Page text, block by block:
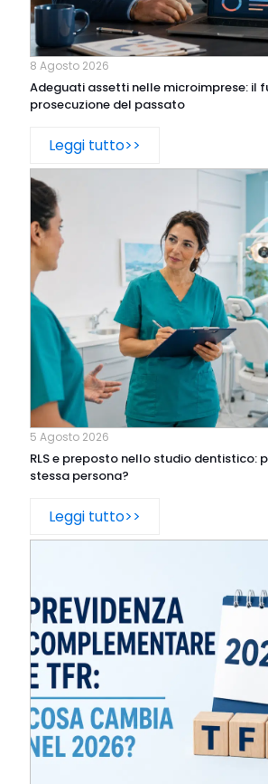
8 Agosto 2026
Adeguati assetti nelle microimprese: il
prosecuzione del passato
Leggi tutto>>
5 Agosto 2026
RLS e preposto nello studio dentistico:
stessa persona?
Leggi tutto>>